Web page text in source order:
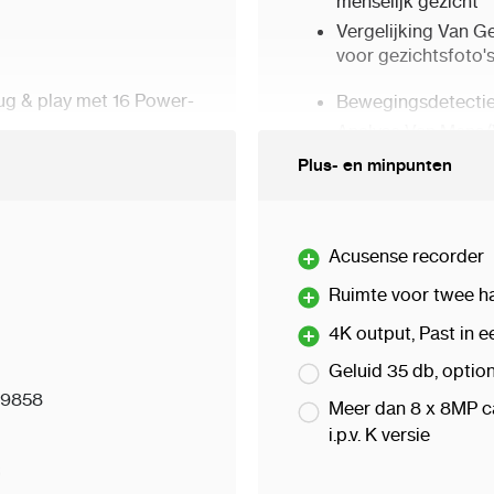
& play met 16 Power-
om handmatige
Vergelijking Van
voor gezichtsfoto's
Omtrekbeveiliging
netwerkcamera,
verminderen
Video En Audio
IP-Video-Ingang16-
Inkomende
Plus- en minpunten
Acusense recorder
Ruimte voor twee
4K output, Past in
Geluid 35 db,
Meer dan 8 x 8MP
i.p.v. K versie